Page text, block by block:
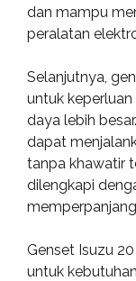
dan mampu
peralatan
Selanjutnya,
untuk
daya lebih
dapat
tanpa khawatir
dilengkapi
Genset Isuzu
untuk